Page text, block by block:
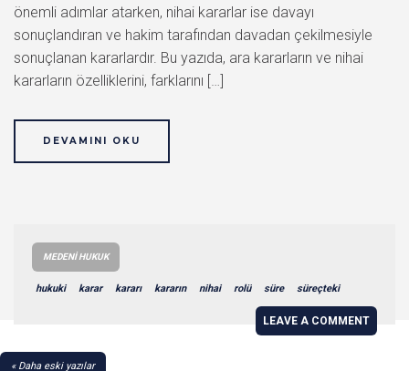
önemli adımlar atarken, nihai kararlar ise davayı
sonuçlandıran ve hakim tarafından davadan çekilmesiyle
sonuçlanan kararlardır. Bu yazıda, ara kararların ve nihai
kararların özelliklerini, farklarını […]
DEVAMINI OKU
MEDENI HUKUK
hukuki karar kararı kararın nihai rolü süre süreçteki
LEAVE A COMMENT
YAZI
Daha eski yazılar